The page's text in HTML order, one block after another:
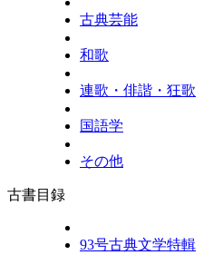
古典芸能
和歌
連歌・俳諧・狂歌
国語学
その他
古書目録
93号古典文学特輯